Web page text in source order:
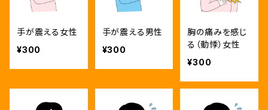
手が震える女性
¥300
手が震える男性
¥300
胸の痛みを感じ
る（動悸）女性
¥300